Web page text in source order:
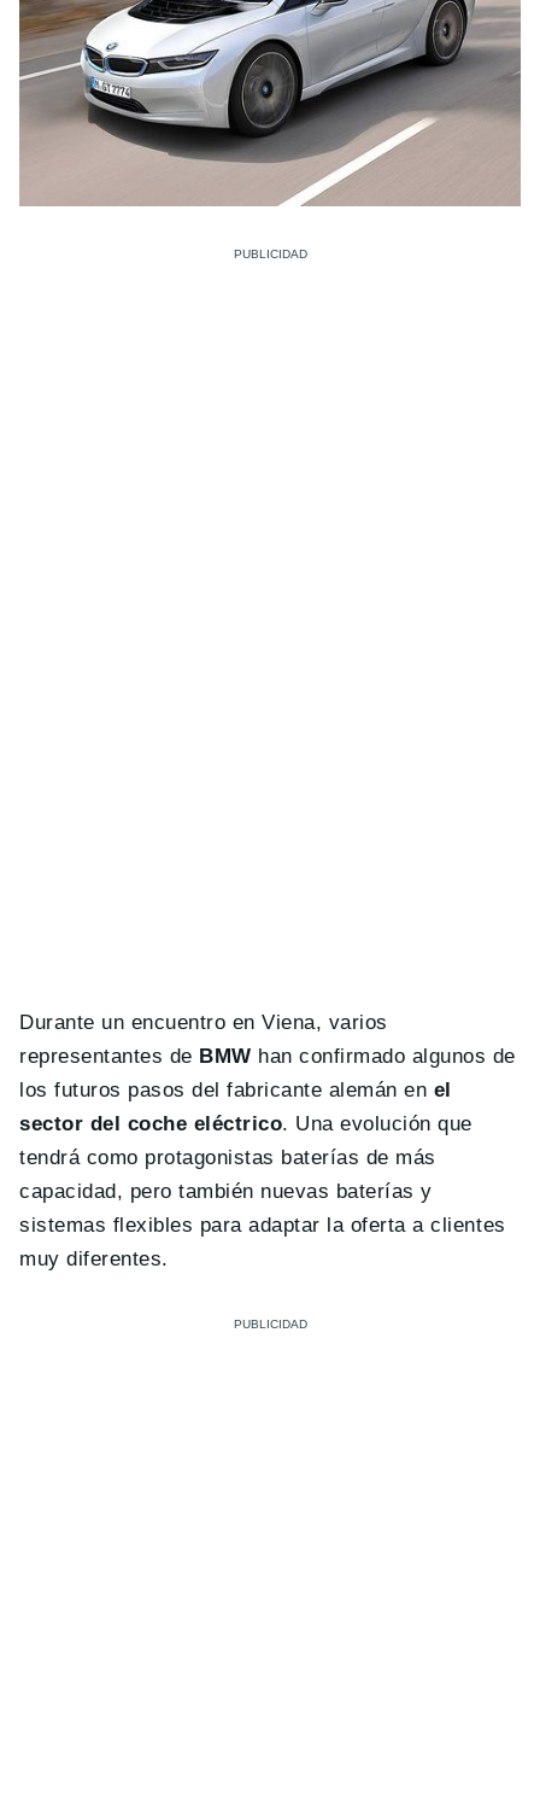
Durante un encuentro en Viena, varios
representantes de BMW han confirmado algunos de
los futuros pasos del fabricante alemán en el
sector del coche eléctrico. Una evolución que
tendrá como protagonistas baterías de más
capacidad, pero también nuevas baterías y
sistemas flexibles para adaptar la oferta a clientes
muy diferentes.